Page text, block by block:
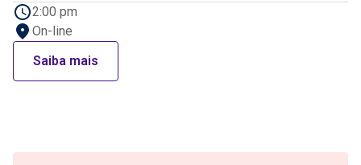
2:00 pm
On-line
Saiba mais